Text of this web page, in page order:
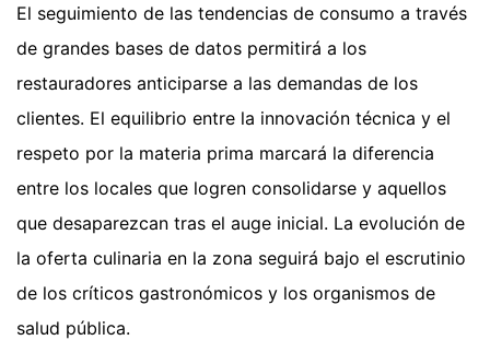
El seguimiento de las tendencias de consumo a través
de grandes bases de datos permitirá a los
restauradores anticiparse a las demandas de los
clientes. El equilibrio entre la innovación técnica y el
respeto por la materia prima marcará la diferencia
entre los locales que logren consolidarse y aquellos
que desaparezcan tras el auge inicial. La evolución de
la oferta culinaria en la zona seguirá bajo el escrutinio
de los críticos gastronómicos y los organismos de
salud pública.